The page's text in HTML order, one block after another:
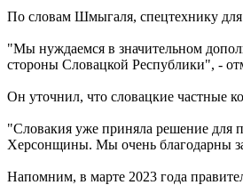
По словам Шмыгаля, спецтехнику
"Мы нуждаемся в значительном
стороны Словацкой Республики", -
Он уточнил, что словацкие частные
"Словакия уже приняла решение для
Херсонщины. Мы очень благодарны
Напомним, в марте 2023 года